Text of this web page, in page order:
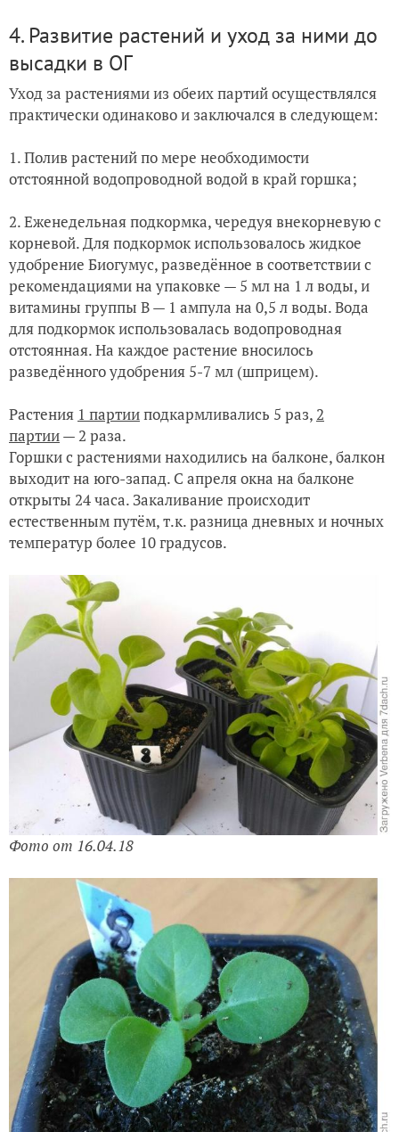
4. Развитие растений и уход за ними до
высадки в ОГ
Уход за растениями из обеих партий осуществлялся
практически одинаково и заключался в следующем:
1. Полив растений по мере необходимости
отстоянной водопроводной водой в край горшка;
2. Еженедельная подкормка, чередуя внекорневую с
корневой.Для подкормок использовалось жидкое
удобрение Биогумус, разведённое в соответствии с
рекомендациями на упаковке — 5 мл на 1 л воды, и
витамины группы В — 1 ампула на 0,5 л воды. Вода
для подкормок использовалась водопроводная
отстоянная.На каждое растение вносилось
разведённого удобрения 5-7 мл (шприцем).
Растения 1 партииподкармливались 5 раз, 2
партии— 2 раза.
Горшки с растениями находились на балконе, балкон
выходит на юго-запад. С апреля окна на балконе
открыты 24 часа. Закаливание происходит
естественным путём, т.к. разница дневных и ночных
температур более 10 градусов.
Фото от 16.04.18